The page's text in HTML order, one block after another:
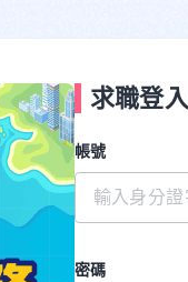
求職登入
帳號
密碼